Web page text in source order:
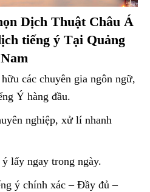
Dịch Thuật Châu Á
tiếng ý Tại Quảng
Nam
các chuyên gia ngôn ngữ,
Ý hàng đầu.
nghiệp, xử lí nhanh
lấy ngay trong ngày.
ý chính xác – Đầy đủ –